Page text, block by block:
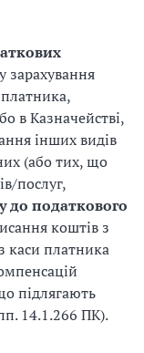
зарахування
в Казначействі,
інших видів
(або тих, що
послуг,
до податкового
коштів з
каси платника
підлягають
14.1.266 ПК).